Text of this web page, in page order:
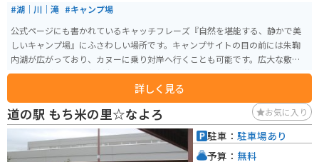
#湖｜川｜滝 #キャンプ場
公式ページにも書かれているキャッチフレーズ『自然を堪能する、静かで美
しいキャンプ場』にふさわしい場所です。キャンプサイトの目の前には朱鞠
内湖が広がっており、カヌーに乗り対岸へ行くことも可能です。広大な敷地
でありながら、野外灯が少ないため天気の良い日には星空を堪能できます。
連休にはソロキャンプを楽しむライダんから、カップルや家族連れのキャン
ピングカーや四輪駆動車がづらりとテントのそばに駐車しています。
詳しく見る
道の駅 もち米の里☆なよろ お気に入り
駐車： 駐車場あり
予算： 無料